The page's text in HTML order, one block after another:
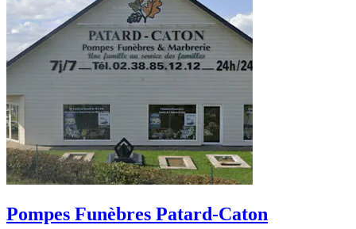
Pompes Funèbres Patard-Caton